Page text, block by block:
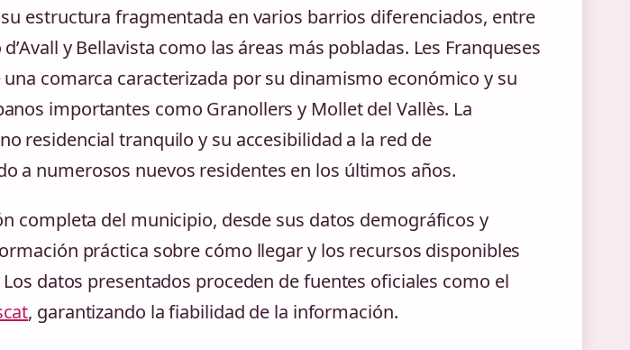
estructura fragmentada en varios barrios diferenciados, entre
y Bellavista como las áreas más pobladas. Les Franqueses
comarca caracterizada por su dinamismo económico y su
importantes como Granollers y Mollet del Vallès. La
residencial tranquilo y su accesibilidad a la red de
a numerosos nuevos residentes en los últimos años.
completa del municipio, desde sus datos demográficos y
práctica sobre cómo llegar y los recursos disponibles
datos presentados proceden de fuentes oficiales como el
, garantizando la fiabilidad de la información.